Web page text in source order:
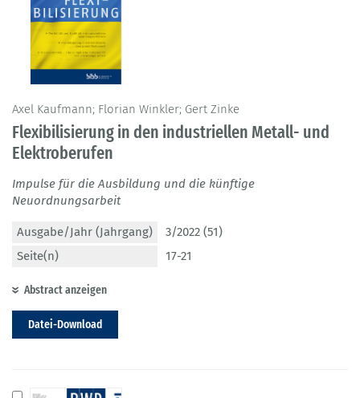
Axel Kaufmann; Florian Winkler; Gert Zinke
Flexibilisierung in den industriellen Metall- und
Elektroberufen
Impulse für die Ausbildung und die künftige
Neuordnungsarbeit
Ausgabe/Jahr (Jahrgang)
3/2022 (51)
Seite(n)
17-21
Abstract anzeigen
Datei-Download